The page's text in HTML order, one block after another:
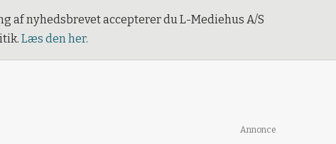
af nyhedsbrevet accepterer du L-Mediehus A/S
Læs den her.
Annonce